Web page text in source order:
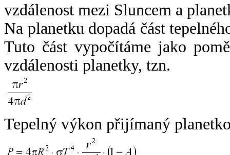
vzdálenost mezi Sluncem a
Na planetku dopadá část
Tuto část vypočítáme jako
vzdálenosti planetky, tzn.
Tepelný výkon přijímaný